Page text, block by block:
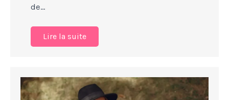
de…
Lire la suite